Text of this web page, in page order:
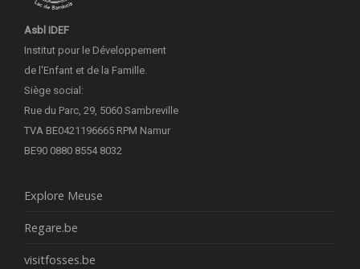
Asbl IDEF
Institut pour le Développement
de l'Enfant et de la Famille.
Siège social:
Rue du Parc, 29, 5060 Sambreville
TVA BE0421196665 RPM Namur
BE90 0880 8554 8032
Explore Meuse
Regare.be
visitfosses.be